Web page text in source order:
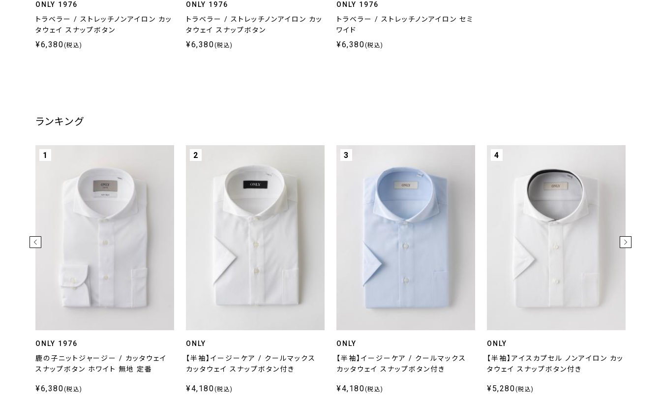
ONLY 1976
トラベラー / ストレッチノンアイロン カッ
タウェイ スナップボタン
¥6,380(税込)
ONLY 1976
トラベラー / ストレッチノンアイロン カッ
タウェイ スナップボタン
¥6,380(税込)
ONLY 1976
トラベラー / ストレッチノンアイロン セミ
ワイド
¥6,380(税込)
ランキング
1
ONLY 1976
鹿の子ニットジャージー / カッタウェイ
スナップボタン ホワイト 無地 定番
¥6,380(税込)
2
ONLY
【半袖】イージーケア / クールマックス
カッタウェイ スナップボタン付き
¥4,180(税込)
3
ONLY
【半袖】イージーケア / クールマックス
カッタウェイ スナップボタン付き
¥4,180(税込)
4
ONLY
【半袖】アイスカプセル ノンアイロン カッ
タウェイ スナップボタン付き
¥5,280(税込)